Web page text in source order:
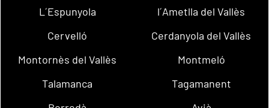
L´Espunyola
l´Ametlla del Vallès
Cervelló
Cerdanyola del Vallès
Montornès del Vallès
Montmeló
Talamanca
Tagamanent